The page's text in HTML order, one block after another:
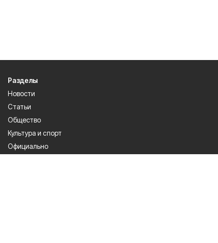
Разделы
Новости
Статьи
Общество
Культура и спорт
Официально